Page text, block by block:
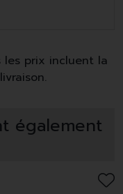
les prix incluent la
également